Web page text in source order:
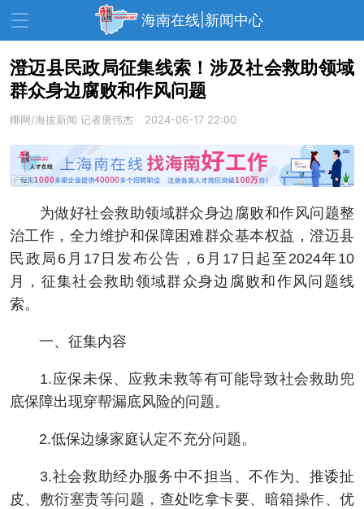
海南在线|新闻中心
资讯中心 热点 旅游
教育 健康 房产
生活 演出 活动
展会 走读海南 周末去哪儿
人才在线
澄迈县民政局征集线索！涉及社会救助领域
群众身边腐败和作风问题
椰网/海拔新闻 记者唐伟杰 2024-06-17 22:00
为做好社会救助领域群众身边腐败和作风问题整
治工作，全力维护和保障困难群众基本权益，澄迈县
民政局6月17日发布公告，6月17日起至2024年10
月，征集社会救助领域群众身边腐败和作风问题线
索。
一、征集内容
1.应保未保、应救未救等有可能导致社会救助兜
底保障出现穿帮漏底风险的问题。
2.低保边缘家庭认定不充分问题。
3.社会救助经办服务中不担当、不作为、推诿扯
皮、敷衍塞责等问题，查处吃拿卡要、暗箱操作、优